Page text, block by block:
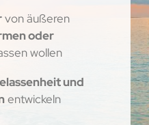
von äußeren
oder
wollen
und
entwickeln